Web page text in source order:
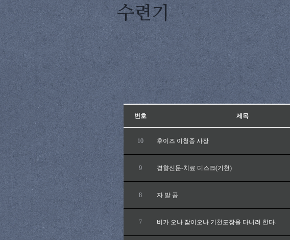
수련기
번호 제목
10 후이즈 이청종 사장
9 경향신문-치료 디스크(기천)
8 자 발 공
7 비가 오나 잠이오나 기천도장을 다니려 한다.